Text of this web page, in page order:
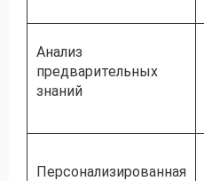
Анализ
предварительных
знаний
Персонализированная